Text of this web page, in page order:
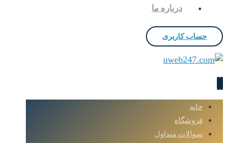
درباره ما
حساب کاربری
خانه
فروشگاه
سوالات متداول